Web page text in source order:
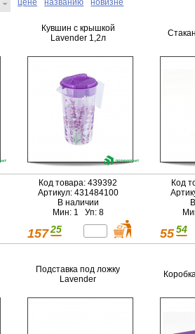
цене названию новизне
Кувшин с крышкой
Lavender 1,2л
Код товара: 439392
Артикул: 431484100
В наличии
Мин: 1 Уп: 8
157 25
Код
55 54
Подставка под ложку
Lavender